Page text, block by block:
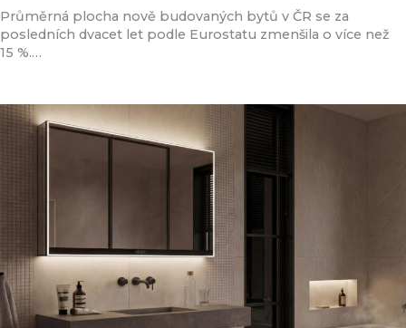
Průměrná plocha nově budovaných bytů v ČR se za
posledních dvacet let podle Eurostatu zmenšila o více než
15 %.…